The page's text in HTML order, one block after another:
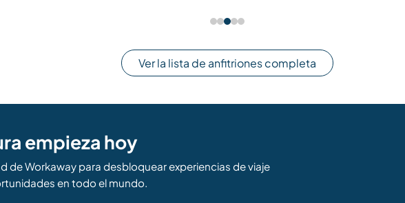
Ver la lista de anfitriones completa
empieza hoy
de Workaway para desbloquear experiencias de viaje
en todo el mundo.